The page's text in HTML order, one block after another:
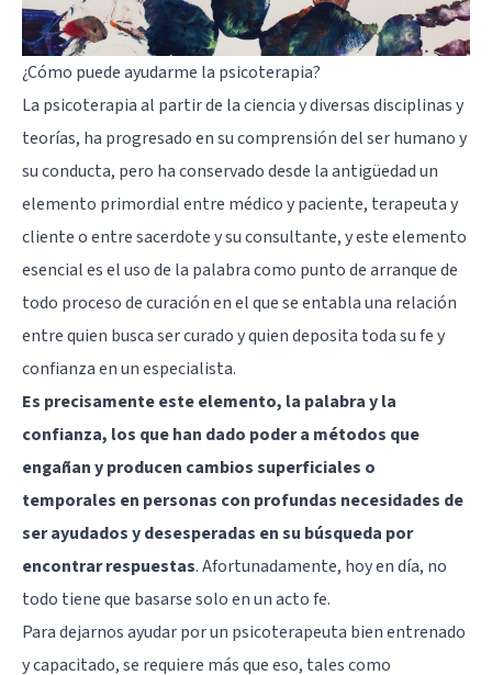
¿Cómo puede ayudarme la psicoterapia?
La psicoterapia al partir de la ciencia y diversas disciplinas y
teorías, ha progresado en su comprensión del ser humano y
su conducta, pero ha conservado desde la antigüedad un
elemento primordial entre médico y paciente, terapeuta y
cliente o entre sacerdote y su consultante, y este elemento
esencial es el uso de la palabra como punto de arranque de
todo proceso de curación en el que se entabla una relación
entre quien busca ser curado y quien deposita toda su fe y
confianza en un especialista.
Es precisamente este elemento, la palabra y la
confianza, los que han dado poder a métodos que
engañan y producen cambios superficiales o
temporales en personas con profundas necesidades de
ser ayudados y desesperadas en su búsqueda por
encontrar respuestas. Afortunadamente, hoy en día, no
todo tiene que basarse solo en un acto fe.
Para dejarnos ayudar por un psicoterapeuta bien entrenado
y capacitado, se requiere más que eso, tales como